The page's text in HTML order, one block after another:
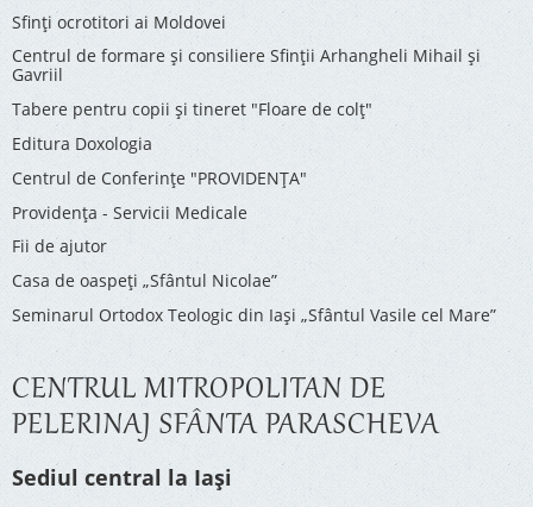
Sfinți ocrotitori ai Moldovei
Centrul de formare și consiliere Sfinții Arhangheli Mihail și
Gavriil
Tabere pentru copii şi tineret "Floare de colţ"
Editura Doxologia
Centrul de Conferinţe "PROVIDENŢA"
Providenţa - Servicii Medicale
Fii de ajutor
Casa de oaspeți „Sfântul Nicolae”
Seminarul Ortodox Teologic din Iași „Sfântul Vasile cel Mare”
CENTRUL MITROPOLITAN DE
PELERINAJ SFÂNTA PARASCHEVA
Sediul central la Iași